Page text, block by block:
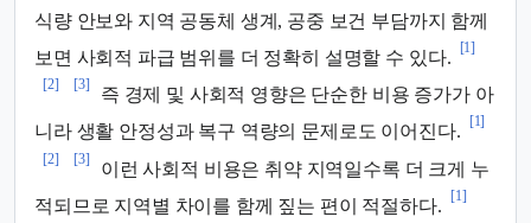
식량 안보와 지역 공동체 생계, 공중 보건 부담까지 함께
보면 사회적 파급 범위를 더 정확히 설명할 수 있다.
[1]
[2] [3]
즉 경제 및 사회적 영향은 단순한 비용 증가가 아
니라 생활 안정성과 복구 역량의 문제로도 이어진다.
[1]
[2] [3]
이런 사회적 비용은 취약 지역일수록 더 크게 누
적되므로 지역별 차이를 함께 짚는 편이 적절하다.
[1]